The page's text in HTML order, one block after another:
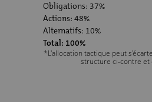
Obligations: 37%
Actions: 48%
Alternatifs: 10%
Total: 100%
*L'allocation tactique peut
structure ci-contre et